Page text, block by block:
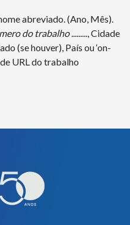
abreviado. (Ano, Mês).
do trabalho........., Cidade
(se houver), País ou ‘on-
URL do trabalho